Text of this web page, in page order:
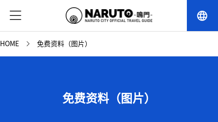
language
HOME 免费资料（图片）
免费资料（图片）